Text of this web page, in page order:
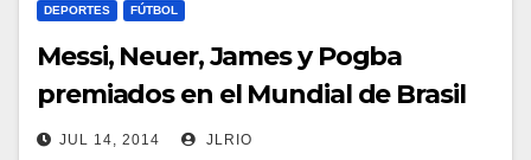
DEPORTES FÚTBOL
Messi, Neuer, James y Pogba
premiados en el Mundial de Brasil
JUL 14, 2014 JLRIO